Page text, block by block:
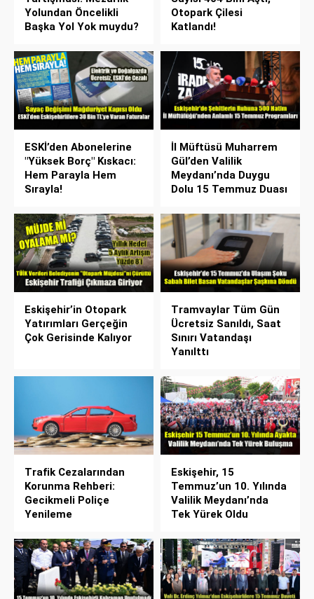
Yolundan Öncelikli
Başka Yol Yok muydu?
Otopark Çilesi
Katlandı!
ESKİ’den Abonelerine
"Yüksek Borç" Kıskacı:
Hem Parayla Hem
Sırayla!
İl Müftüsü Muharrem
Gül’den Valilik
Meydanı’nda Duygu
Dolu 15 Temmuz Duası
Eskişehir’in Otopark
Yatırımları Gerçeğin
Çok Gerisinde Kalıyor
Tramvaylar Tüm Gün
Ücretsiz Sanıldı, Saat
Sınırı Vatandaşı
Yanılttı
Trafik Cezalarından
Korunma Rehberi:
Gecikmeli Poliçe
Yenileme
Eskişehir, 15
Temmuz’un 10. Yılında
Valilik Meydanı’nda
Tek Yürek Oldu